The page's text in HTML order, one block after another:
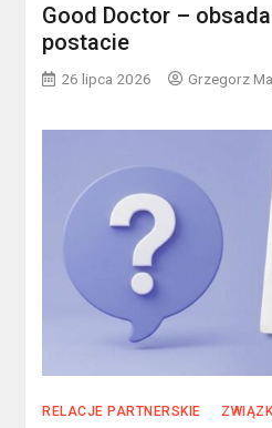
Good Doctor –
postacie
26 lipca 2026 Grzegorz
RELACJE PARTNERSKIE ZWIĄZKI